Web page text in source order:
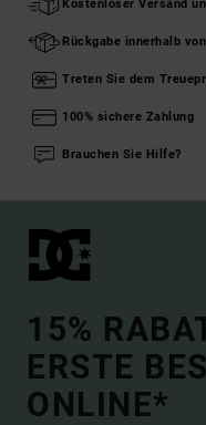
Kostenloser Versand
Rückgabe innerhalb
Treten Sie dem
100% sichere Zahlung
Brauchen Sie Hilfe?
15%
ERSTE
ONLINE*